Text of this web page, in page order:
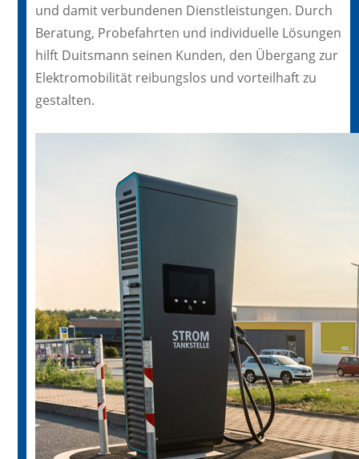
und damit verbundenen Dienstleistungen. Durch
Beratung, Probefahrten und individuelle Lösungen
hilft Duitsmann seinen Kunden, den Übergang zur
Elektromobilität reibungslos und vorteilhaft zu
gestalten.